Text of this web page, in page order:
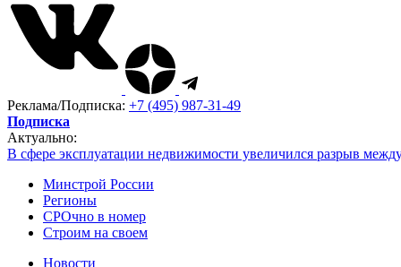
Реклама/Подписка: +7 (495) 987-31-49
Подписка
Актуально:
В сфере эксплуатации недвижимости увеличился разрыв
Минстрой России
Регионы
СРОчно в номер
Строим на своем
Новости